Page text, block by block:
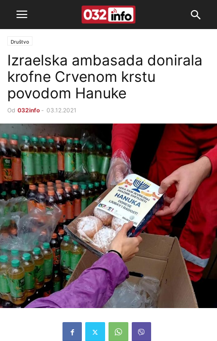
Društvo
Izraelska ambasada donirala
krofne Crvenom krstu
povodom Hanuke
Od 032info - 03.12.2021